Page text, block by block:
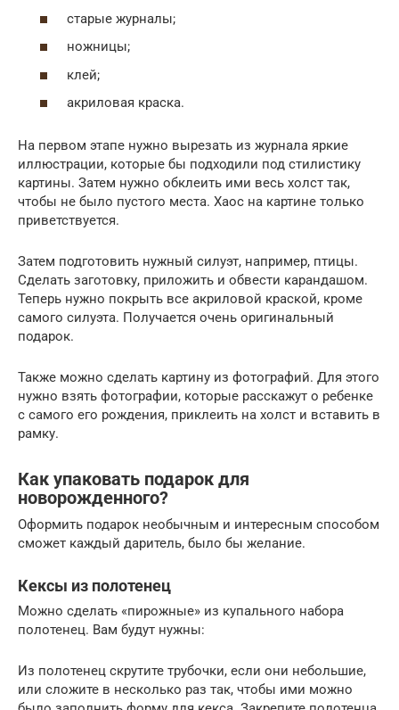
старые журналы;
ножницы;
клей;
акриловая краска.
На первом этапе нужно вырезать из журнала яркие
иллюстрации, которые бы подходили под стилистику
картины. Затем нужно обклеить ими весь холст так,
чтобы не было пустого места. Хаос на картине только
приветствуется.
Затем подготовить нужный силуэт, например, птицы.
Сделать заготовку, приложить и обвести карандашом.
Теперь нужно покрыть все акриловой краской, кроме
самого силуэта. Получается очень оригинальный
подарок.
Также можно сделать картину из фотографий. Для этого
нужно взять фотографии, которые расскажут о ребенке
с самого его рождения, приклеить на холст и вставить в
рамку.
Как упаковать подарок для
новорожденного?
Оформить подарок необычным и интересным способом
сможет каждый даритель, было бы желание.
Кексы из полотенец
Можно сделать «пирожные» из купального набора
полотенец. Вам будут нужны:
Из полотенец скрутите трубочки, если они небольшие,
или сложите в несколько раз так, чтобы ими можно